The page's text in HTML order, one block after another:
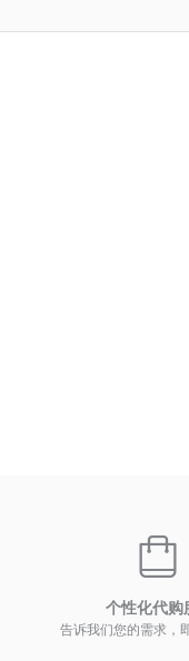
个性化代购
告诉我们您的需求，